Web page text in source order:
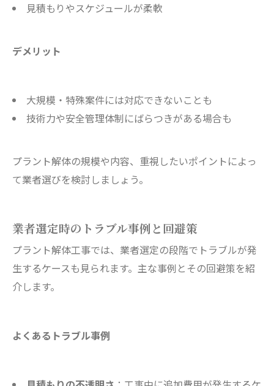
見積もりやスケジュールが柔軟
デメリット
大規模・特殊案件には対応できないことも
技術力や安全管理体制にばらつきがある場合も
プラント解体の規模や内容、重視したいポイントによっ
て業者選びを検討しましょう。
業者選定時のトラブル事例と回避策
プラント解体工事では、業者選定の段階でトラブルが発
生するケースも見られます。主な事例とその回避策を紹
介します。
よくあるトラブル事例